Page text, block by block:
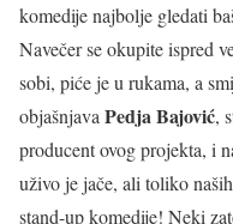
komedije najbolje gledati
Navečer se okupite ispred
sobi, piće je u rukama, a
objašnjavaPedja Bajović,
producent ovog projekta, i
uživo je jače, ali toliko
stand-up komedije! Neki